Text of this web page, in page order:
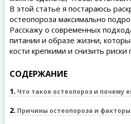
В этой статье я постараюсь
остеопороза максимально
Расскажу о современных
питании и образе жизни,
кости крепкими и снизить риски
СОДЕРЖАНИЕ
1 Что такое остеопороз и почему
2 Причины остеопороза и